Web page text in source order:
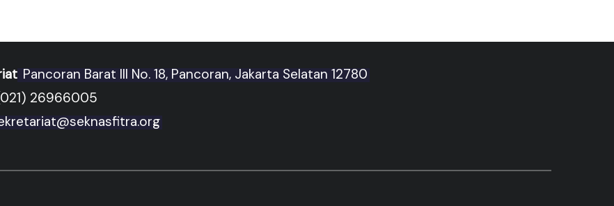
Pancoran Barat III No. 18, Pancoran, Jakarta Selatan 12780
26966005